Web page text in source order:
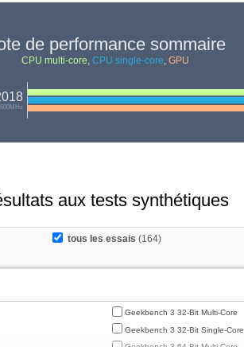
de performance sommaire
CPU multi-core, CPU single-core, GPU
aux tests synthétiques
tous les essais (164)
Geekbench 3 32-Bit Multi-Core
Geekbench 3 32-Bit Single-Core